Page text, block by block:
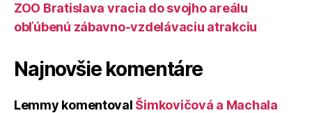
ZOO Bratislava vracia do svojho areálu
obľúbenú zábavno-vzdelávaciu atrakciu
Najnovšie komentáre
Lemmy komentoval Šimkovičová a Machala